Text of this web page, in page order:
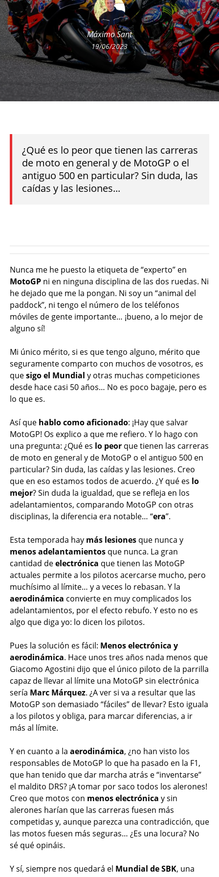
Máximo Sant
19/06/2023
¿Qué es lo peor que tienen las carreras
de moto en general y de MotoGP o el
antiguo 500 en particular? Sin duda, las
caídas y las lesiones...
Nunca me he puesto la etiqueta de “experto” en
MotoGP ni en ninguna disciplina de las dos ruedas. Ni
he dejado que me la pongan. Ni soy un “animal del
paddock”, ni tengo el número de los teléfonos
móviles de gente importante… ¡bueno, a lo mejor de
alguno sí!
Mi único mérito, si es que tengo alguno, mérito que
seguramente comparto con muchos de vosotros, es
quesigo el Mundial y otras muchas competiciones
desde hace casi 50 años… No es poco bagaje, pero es
lo que es.
Así que hablo como aficionado: ¡Hay que salvar
MotoGP! Os explico a que me refiero. Y lo hago con
una pregunta: ¿Qué es lo peor que tienen las carreras
de moto en general y de MotoGP o el antiguo 500 en
particular? Sin duda, las caídas y las lesiones. Creo
que en eso estamos todos de acuerdo. ¿Y qué es lo
mejor? Sin duda la igualdad, que se refleja en los
adelantamientos, comparando MotoGP con otras
disciplinas, la diferencia era notable… “era”.
Esta temporada hay más lesiones que nunca y
menos adelantamientos que nunca. La gran
cantidad deelectrónica que tienen las MotoGP
actuales permite a los pilotos acercarse mucho, pero
muchísimo al límite… y a veces lo rebasan. Y la
aerodinámica convierte en muy complicados los
adelantamientos, por el efecto rebufo. Y esto no es
algo que diga yo: lo dicen los pilotos.
Pues la solución es fácil: Menos electrónica y
aerodinámica. Hace unos tres años nada menos que
Giacomo Agostini dijo que el único piloto de la parrilla
capaz de llevar al límite una MotoGP sin electrónica
sería Marc Márquez. ¿A ver si va a resultar que las
MotoGP son demasiado “fáciles” de llevar? Esto iguala
a los pilotos y obliga, para marcar diferencias, a ir
más al límite.
Y en cuanto a la aerodinámica, ¿no han visto los
responsables de MotoGP lo que ha pasado en la F1,
que han tenido que dar marcha atrás e “inventarse”
el maldito DRS? ¡A tomar por saco todos los alerones!
Creo que motos con menos electrónica y sin
alerones harían que las carreras fuesen más
competidas y, aunque parezca una contradicción, que
las motos fuesen más seguras… ¿Es una locura? No
sé qué opináis.
Y sí, siempre nos quedará el Mundial de SBK, una